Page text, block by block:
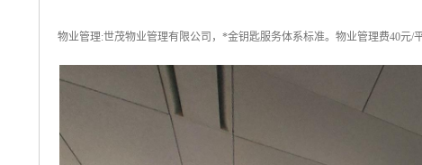
物业管理:世茂物业管理有限公司，*金钥匙服务体系标准。物业管理费40元/